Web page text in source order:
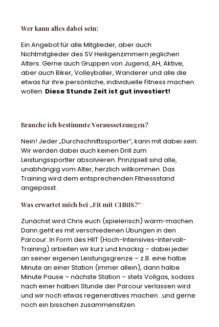
Wer kann alles dabei sein:
Ein Angebot für alle Mitglieder, aber auch
Nichtmitglieder des SV Heiligenzimmern jeglichen
Alters. Gerne auch Gruppen von Jugend, AH, Aktive,
aber auch Biker, Volleyballer, Wanderer und alle die
etwas für ihre persönliche, individuelle Fitness machen
wollen. Diese Stunde Zeit ist gut investiert!
Brauche ich bestimmte Voraussetzungen?
Nein! Jeder „Durchschnittssportler“, kann mit dabei sein.
Wir werden dabei auch keinen Drill zum
Leistungssportler absolvieren. Prinzipiell sind alle,
unabhängig vom Alter, herzlich willkommen. Das
Training wird dem entsprechenden Fitnessstand
angepasst.
Was erwartet mich bei „Fit mit CHRIS?“
Zunächst wird Chris euch (spielerisch) warm-machen.
Dann geht es mit verschiedenen Übungen in den
Parcour. In Form des HIIT (Hoch-Intensives-Intervall-
Training) arbeiten wir kurz und knackig – dabei jeder
an seiner eigenen Leistungsgrenze – z.B. eine halbe
Minute an einer Station (immer allein), dann halbe
Minute Pause – nächste Station – stets Vollgas, sodass
nach einer halben Stunde der Parcour verlassen wird
und wir noch etwas regeneratives machen…und gerne
noch ein bisschen zusammensitzen.